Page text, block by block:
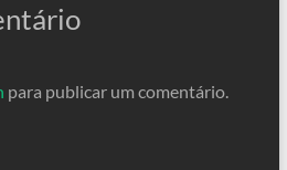
para publicar um comentário.